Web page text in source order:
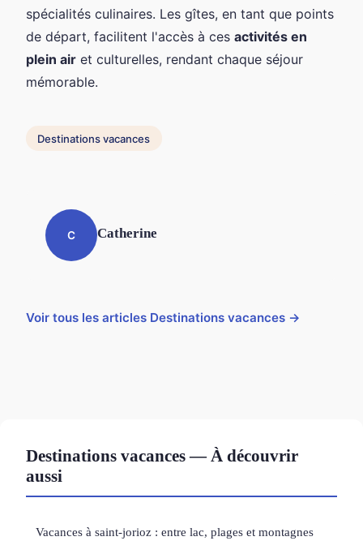
spécialités culinaires. Les gîtes, en tant que points
de départ, facilitent l'accès à ces activités en
plein air et culturelles, rendant chaque séjour
mémorable.
Destinations vacances
C Catherine
Voir tous les articles Destinations vacances →
Destinations vacances — À découvrir
aussi
Vacances à saint-jorioz : entre lac, plages et montagnes